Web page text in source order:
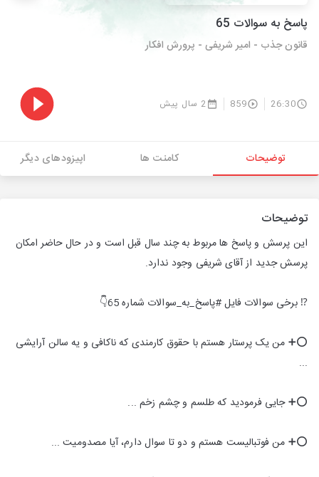
پاسخ به سوالات 65
قانون جذب - امیر شریفی - پرورش افکار
26:30
859 2 سال پیش
توضیحات کامنت ها اپیزودهای دیگر
توضیحات
این پرسش و پاسخ ها مربوط به چند سال قبل است و در حال حاضر امکان
پرسش جدید از آقای شریفی وجود ندارد.
⁉️ برخی سوالات فایل #پاسخ_به_سوالات شماره 65👇
⭕️➕ من یک پرستار هستم با حقوق کارمندی که ناکافی و یه سالن آرایشی
...
⭕️➕ جایی فرمودید که طلسم و چشم زخم ...
⭕️➕ من فوتبالیست هستم و دو تا سوال دارم، آیا مصدومیت ...